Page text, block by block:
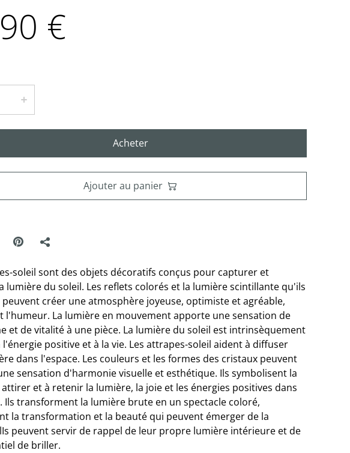
€
Acheter
Ajouter au panier
soleil sont des objets décoratifs conçus pour capturer et
lumière du soleil. Les reflets colorés et la lumière scintillante qu'ils
créer une atmosphère joyeuse, optimiste et agréable,
l'humeur. La lumière en mouvement apporte une sensation de
et de vitalité à une pièce. La lumière du soleil est intrinsèquement
l'énergie positive et à la vie. Les attrapes-soleil aident à diffuser
dans l'espace. Les couleurs et les formes des cristaux peuvent
sensation d'harmonie visuelle et esthétique. Ils symbolisent la
attirer et à retenir la lumière, la joie et les énergies positives dans
Ils transforment la lumière brute en un spectacle coloré,
la transformation et la beauté qui peuvent émerger de la
peuvent servir de rappel de leur propre lumière intérieure et de
de briller.